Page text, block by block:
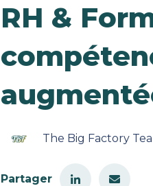
RH &
The Big Factory
Partager